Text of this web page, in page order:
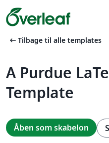
arrow_left_alt Tilbage til alle templates
A Purdue
Template
Åben som skabelon